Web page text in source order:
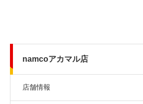
namcoアカマル店
店舗情報